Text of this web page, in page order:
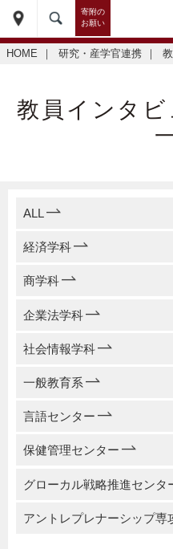
寄附の
お願い
HOME ｜ 研究・産学官連携 ｜
教員インタビ
ALL
経済学科
商学科
企業法学科
社会情報学科
一般教育系
言語センター
保健管理センター
グローカル戦略推進センタ
アントレプレナーシップ専